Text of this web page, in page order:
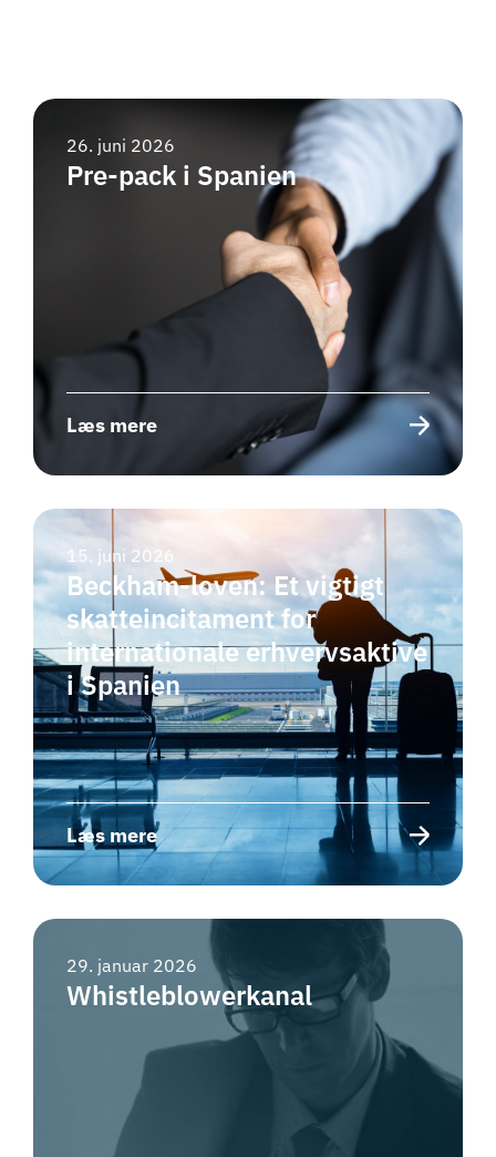
26. juni 2026
Pre-pack i Spanien
Læs mere
15. juni 2026
Beckham-loven: Et vigtigt
skatteincitament for
internationale erhvervsaktive
i Spanien
Læs mere
29. januar 2026
Whistleblowerkanal